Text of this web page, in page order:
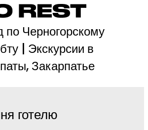
по Черногорскому
| Экскурсии в
Закарпатье
готелю